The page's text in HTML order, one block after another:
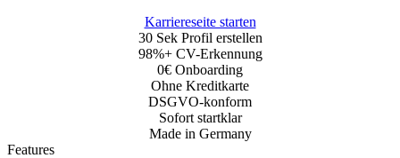
Karriereseite starten
30 SekProfil erstellen
98%+CV-Erkennung
0€ Onboarding
Ohne Kreditkarte
DSGVO-konform
Sofort startklar
Made in Germany
Features